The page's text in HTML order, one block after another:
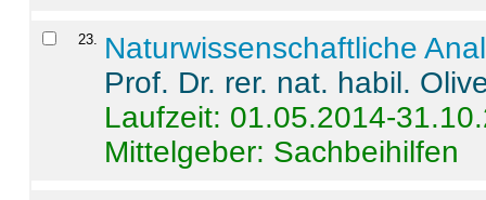
23. Naturwissenschaftliche
Prof. Dr. rer. nat. habil.
Laufzeit: 01.05.2014-
Mittelgeber: Sachbeihilfen